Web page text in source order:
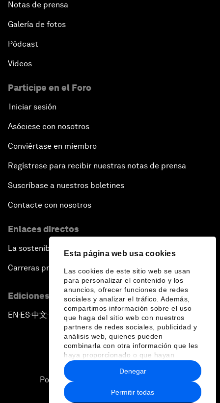
Esta página web usa cookies
Las cookies de este sitio web se usan
para personalizar el contenido y los
anuncios, ofrecer funciones de redes
sociales y analizar el tráfico. Además,
compartimos información sobre el uso
que haga del sitio web con nuestros
partners de redes sociales, publicidad y
análisis web, quienes pueden
combinarla con otra información que les
haya proporcionado o que hayan
recopilado a partir del uso que haya
hecho de sus servicios.
Permitir todas
Denegar
Notas de prensa
Galería de fotos
Pódcast
Vídeos
Participe en el Foro
Iniciar sesión
Asóciese con nosotros
Conviértase en miembro
Regístrese para recibir nuestras notas de prensa
Suscríbase a nuestros boletines
Contacte con nosotros
Enlaces directos
La sostenibilidad en el Foro
Carreras profesionales
Ediciones en otros idiomas
EN ▪ES▪中文▪ 日本語
Política de privacidad y normas de uso
Sitemap